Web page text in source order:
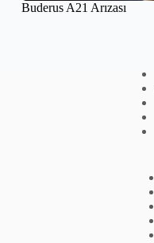
Buderus A21 Arızası